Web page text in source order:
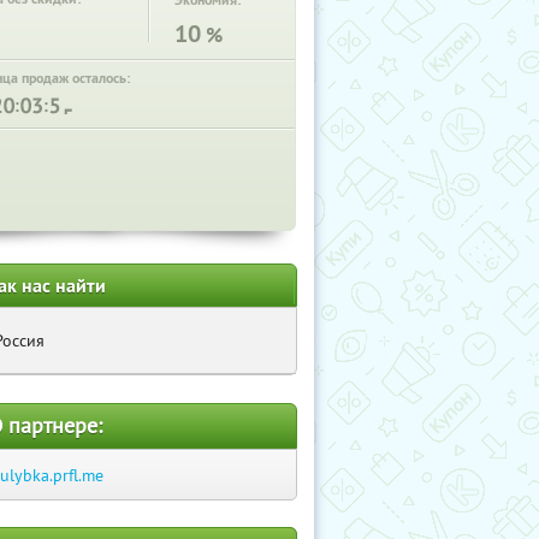
10 %
продаж осталось:
: :
нас найти
партнере: